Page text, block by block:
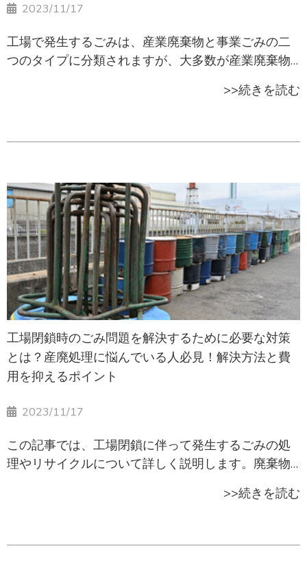
2023/11/17
工場で発生するごみは、産業廃棄物と事業ごみの二
つのタイプに分類されますが、大多数が産業廃棄物
方について、東京都23区における適切な処分方法や
>>続きを読む
工場閉鎖時のごみ問題を解決するために必要な対策
とは？産廃処理に悩んでいる人必見！解決方法と費
用を抑えるポイント
2023/11/17
この記事では、工場閉鎖に伴って発生するごみの処
理やリサイクルについて詳しく説明します。廃棄物
可能性があるため注意が必要です。ごみの処理費用
>>続きを読む